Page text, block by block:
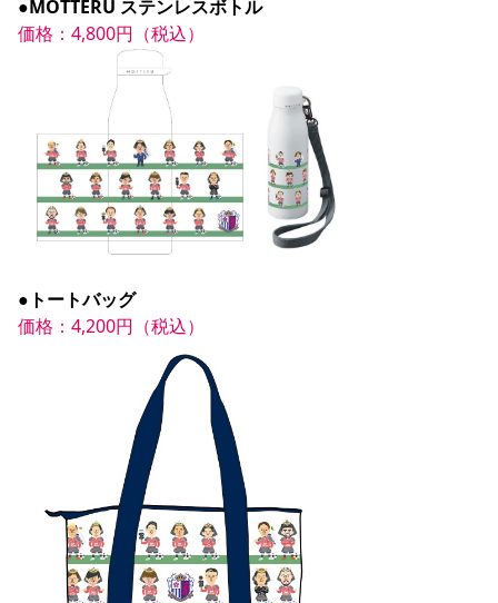
●MOTTERU ステンレスボトル
価格：4,800円（税込）
●トートバッグ
価格：4,200円（税込）